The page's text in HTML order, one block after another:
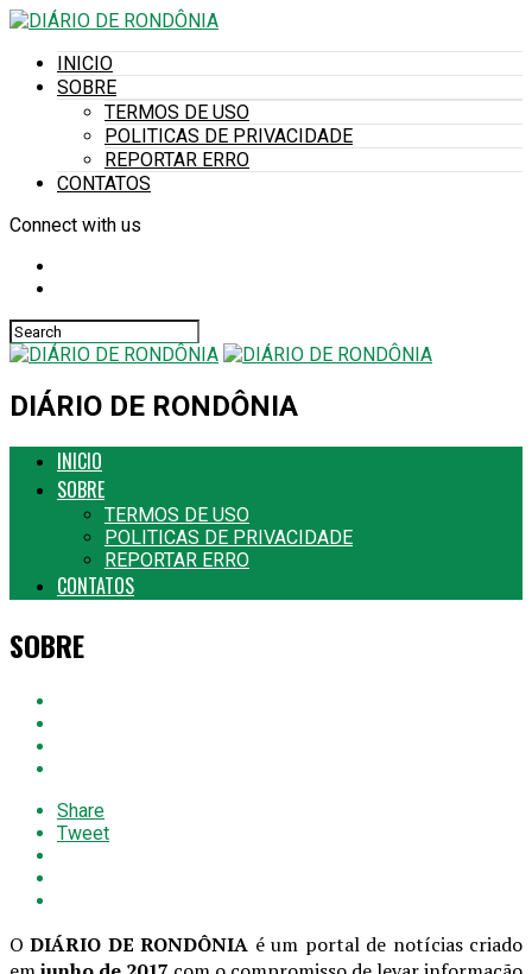
INICIO
SOBRE
TERMOS DE USO
POLITICAS DE PRIVACIDADE
REPORTAR ERRO
CONTATOS
Connect with us
DIÁRIO DE RONDÔNIA
INICIO
SOBRE
TERMOS DE USO
POLITICAS DE PRIVACIDADE
REPORTAR ERRO
CONTATOS
SOBRE
Share
Tweet
ODIÁRIO DE RONDÔNIA é um portal de notícias criado